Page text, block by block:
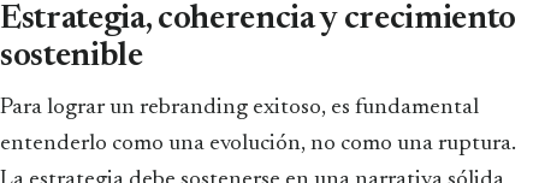
Estrategia, coherencia y crecimiento
sostenible
Para lograr un rebranding exitoso, es fundamental
entenderlo como una evolución, no como una ruptura.